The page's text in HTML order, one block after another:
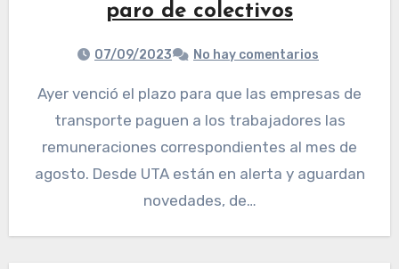
paro de colectivos
07/09/2023 No hay comentarios
Ayer venció el plazo para que las empresas de
transporte paguen a los trabajadores las
remuneraciones correspondientes al mes de
agosto. Desde UTA están en alerta y aguardan
novedades, de…